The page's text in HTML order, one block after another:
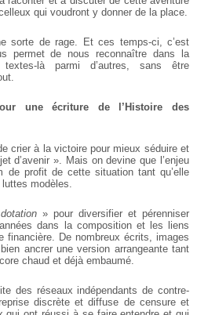
qui voudront y donner de la place.
sorte de rage. Et ces temps-ci, c’est
permet de nous reconnaître dans la
textes-là parmi d’autres, sans être
une écriture de l’Histoire des
crier à la victoire pour mieux séduire et
d’avenir ». Mais on devine que l’enjeu
de profit de cette situation tant qu’elle
modèles.
» pour diversifier et pérenniser
dans la composition et les liens
financière. De nombreux écrits, images
bien ancrer une version arrangeante tant
chaud et déjà embaumé.
des réseaux indépendants de contre-
discrète et diffuse de censure et